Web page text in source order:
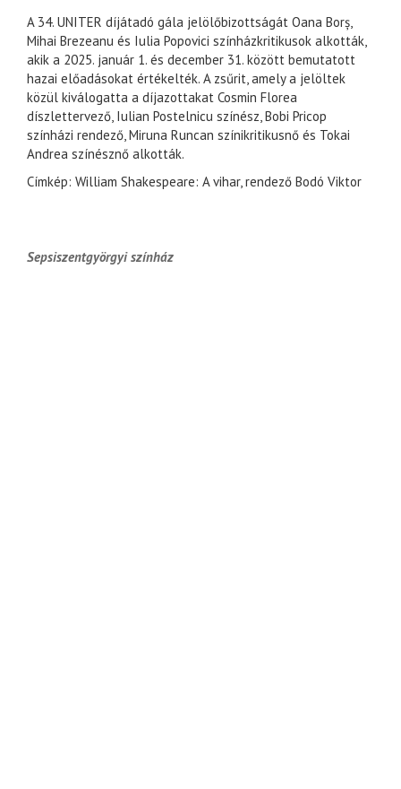
A 34. UNITER díjátadó gála jelölőbizottságát Oana Borș,
Mihai Brezeanu és Iulia Popovici színházkritikusok alkották,
akik a 2025. január 1. és december 31. között bemutatott
hazai előadásokat értékelték. A zsűrit, amely a jelöltek
közül kiválogatta a díjazottakat Cosmin Florea
díszlettervező, Iulian Postelnicu színész, Bobi Pricop
színházi rendező, Miruna Runcan színikritikusnő és Tokai
Andrea színésznő alkották.
Címkép: William Shakespeare: A vihar, rendező Bodó Viktor
Sepsiszentgyörgyi színház